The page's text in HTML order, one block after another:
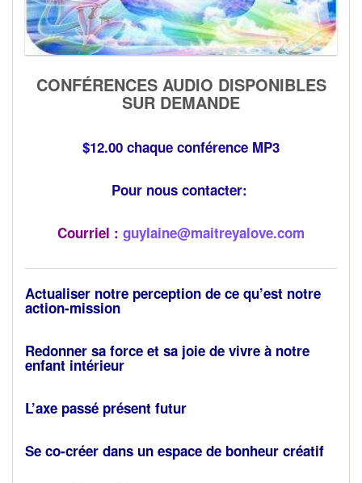
CONFÉRENCES AUDIO DISPONIBLES
SUR DEMANDE
$12.00 chaque conférence MP3
Pour nous contacter:
Courriel : guylaine@maitreyalove.com
Actualiser notre perception de ce qu’est notre
action-mission
Redonner sa force et sa joie de vivre à notre
enfant intérieur
L’axe passé présent futur
Se co-créer dans un espace de bonheur créatif